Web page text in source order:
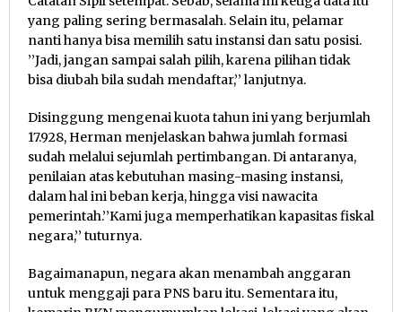
yang paling sering bermasalah. Selain itu, pelamar
nanti hanya bisa memilih satu instansi dan satu posisi.
’’Jadi, jangan sampai salah pilih, karena pilihan tidak
bisa diubah bila sudah mendaftar,’’ lanjutnya.
Disinggung mengenai kuota tahun ini yang berjumlah
17.928, Herman menjelaskan bahwa jumlah formasi
sudah melalui sejumlah pertimbangan. Di antaranya,
penilaian atas kebutuhan masing-masing instansi,
dalam hal ini beban kerja, hingga visi nawacita
pemerintah.’’Kami juga memperhatikan kapasitas fiskal
negara,’’ tuturnya.
Bagaimanapun, negara akan menambah anggaran
untuk menggaji para PNS baru itu. Sementara itu,